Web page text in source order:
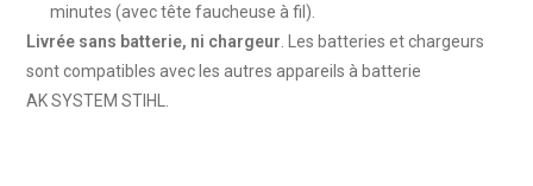
minutes (avec tête faucheuse à fil).
Livrée sans batterie, ni chargeur . Les batteries et chargeurs
sont compatibles avec les autres appareils à batterie
AK SYSTEM STIHL.